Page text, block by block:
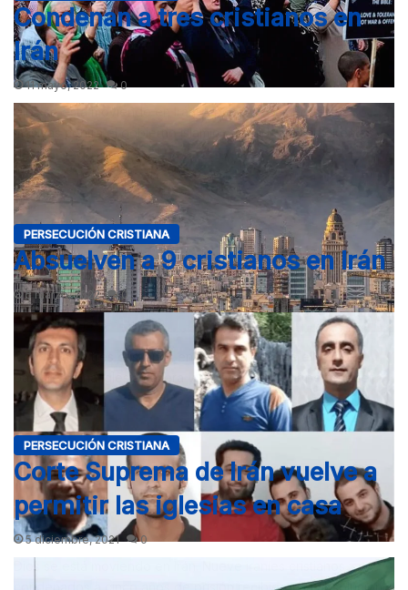
Dios se está moviendo en Irán. A pesar de las protestas
masivas contra el gobierno islámico, Nahid Sepehri director
de…
Condenan a tres cristianos en
Irán
11 mayo, 2022 0
Condenan a tres cristianos en Teherán, uno de ellos por
pastorear una iglesia casera y los otros dos por pertenecer…
PERSECUCIÓN CRISTIANA
Absuelven a 9 cristianos en Irán
5 marzo, 2022 0
Dios se está moviendo en Irán. Nueve iraníes cristianos
PERSECUCIÓN CRISTIANA
Corte Suprema de Irán vuelve a
permitir las iglesias en casa
5 diciembre, 2021 0